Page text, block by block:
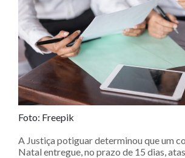
Foto: Freepik
A Justiça potiguar determinou que um
Natal entregue, no prazo de 15 dias,